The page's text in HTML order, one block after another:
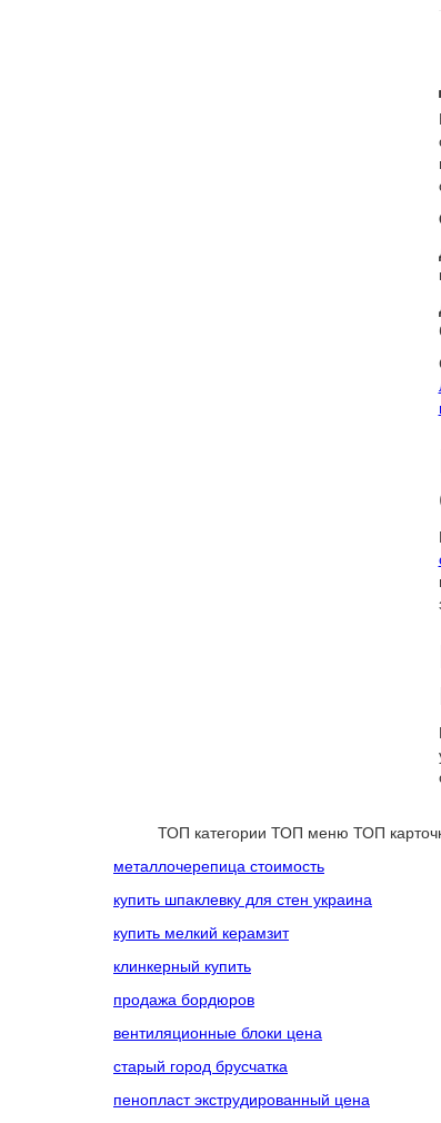
ТОП категории ТОП меню ТОП
металлочерепица стоимость
купить шпаклевку для стен украина
купить мелкий керамзит
клинкерный купить
продажа бордюров
вентиляционные блоки цена
старый город брусчатка
пенопласт экструдированный цена